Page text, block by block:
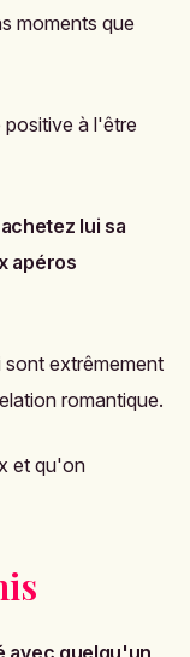
moments que
à l'être
lui sa
apéros
extrêmement
romantique.
et qu'on
avec quelqu'un,